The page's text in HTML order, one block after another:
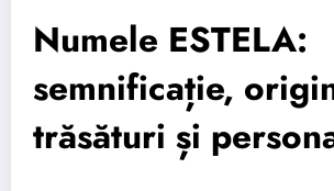
Numele ESTELA:
semnificație,
trăsături și